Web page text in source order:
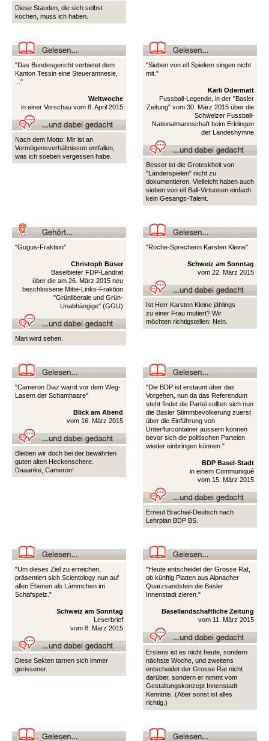
Diese Stauden, die sich selbst
kochen, muss ich haben.
"Das Bundesgericht verbietet dem
Kanton Tessin eine Steueramnesie,
..."
Weltwoche
in einer Vorschau vom 8. April 2015
Nach dem Motto: Mir ist an
Vermögensverhältnissen entfallen,
was ich soeben vergessen habe.
"Sieben von elf Spielern singen nicht
mit."
Karli Odermatt
Fussball-Legende, in der "Basler
Zeitung" vom 30. März 2015 über die
Schweizer Fussball-
Nationalmannschaft beim Erklingen
der Landeshymne
Besser ist die Groteskheit von
"Länderspielen" nicht zu
dokumentieren. Vielleicht haben auch
sieben von elf Ball-Virtuosen einfach
kein Gesangs-Talent.
"Gugus-Fraktion"
Christoph Buser
Baselbieter FDP-Landrat
über die am 26. März 2015 neu
beschlossene Mitte-Links-Fraktion
"Grünliberale und Grün-
Unabhängige" (GGU)
Man wird sehen.
"Roche-Sprecherin Karsten Kleine"
Schweiz am Sonntag
vom 22. März 2015
Ist Herr Karsten Kleine jählings
zu einer Frau mutiert? Wir
möchten richtigstellen: Nein.
"Cameron Diaz warnt vor dem Weg-
Lasern der Schamhaare"
Blick am Abend
vom 16. März 2015
Bleiben wir doch bei der bewährten
guten alten Heckenschere.
Daaanke, Cameron!
"Die BDP ist erstaunt über das
Vorgehen, nun da das Referendum
steht findet die Partei sollten sich nun
die Basler Stimmbevölkerung zuerst
über die Einführung von
Unterflurcontainer äussern können
bevor sich die politischen Parteien
wieder einbringen können."
BDP Basel-Stadt
in einem Communiqué
vom 15. März 2015
Erneut Brachial-Deutsch nach
Lehrplan BDP BS.
"Um dieses Ziel zu erreichen,
präsentiert sich Scientology nun auf
allen Ebenen als Lämmchen im
Schafspelz."
Schweiz am Sonntag
Leserbrief
vom 8. März 2015
Diese Sekten tarnen sich immer
gerissener.
"Heute entscheidet der Grosse Rat,
ob künftig Platten aus Alpnacher
Quarzsandstein die Basler
Innenstadt zieren."
Basellandschaftliche Zeitung
vom 11. März 2015
Erstens ist es nicht heute, sondern
nächste Woche, und zweitens
entscheidet der Grosse Rat nicht
darüber, sondern er nimmt vom
Gestaltungskonzept Innenstadt
Kenntnis. (Aber sonst ist alles
richtig.)